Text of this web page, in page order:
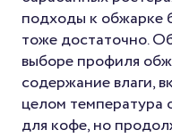
подходы к обжарке
тоже достаточно.
выборе профиля
содержание влаги,
целом температура
для кофе, но